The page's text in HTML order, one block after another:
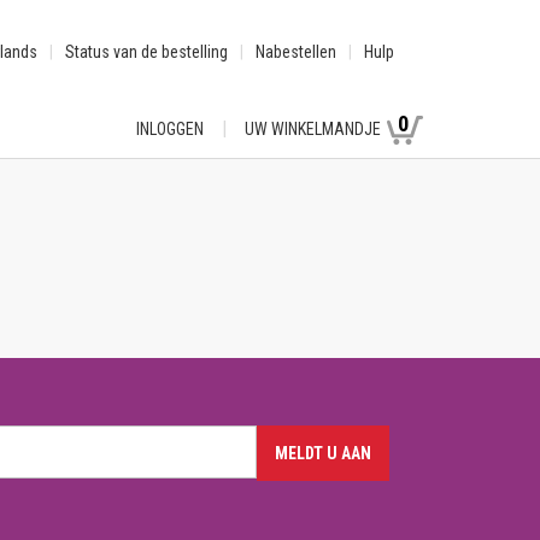
Status van de bestelling Nabestellen Hulp
INLOGGEN UW WINKELMANDJE 0
MELDT U AAN